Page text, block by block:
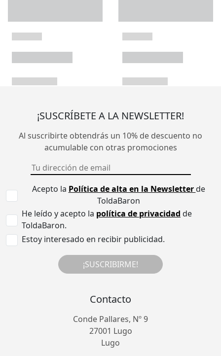
¡SUSCRÍBETE A LA NEWSLETTER!
Al suscribirte obtendrás un 10% de descuento no
acumulable con otras promociones
Acepto la Política de alta en la Newsletterde
ToldaBaron
He leído y acepto la política de privacidad de
ToldaBaron.
Estoy interesado en recibir publicidad.
¡SUSCRIBIRME!
Contacto
Conde Pallares, Nº 9
27001 Lugo
Lugo